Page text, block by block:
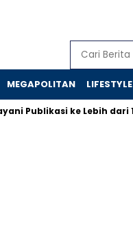
MEGAPOLITAN LIFESTYLE
ke Lebih dari 150